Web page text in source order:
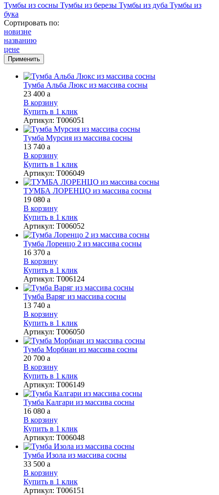
Тумбы из сосны Тумбы из березы Тумбы из дуба Тумбы из
бука
Сортировать по:
новизне
названию
цене
Тумба Альба Люкс из массива сосны
23 400 a
В корзину
Купить в 1 клик
Артикул: Т006051
Тумба Мурсия из массива сосны
13 740 a
В корзину
Купить в 1 клик
Артикул: Т006049
ТУМБА ЛОРЕНЦО из массива сосны
19 080 a
В корзину
Купить в 1 клик
Артикул: Т006052
Тумба Лоренцо 2 из массива сосны
16 370 a
В корзину
Купить в 1 клик
Артикул: Т006124
Тумба Варяг из массива сосны
13 740 a
В корзину
Купить в 1 клик
Артикул: Т006050
Тумба Морбиан из массива сосны
20 700 a
В корзину
Купить в 1 клик
Артикул: Т006149
Тумба Калгари из массива сосны
16 080 a
В корзину
Купить в 1 клик
Артикул: Т006048
Тумба Изола из массива сосны
33 500 a
В корзину
Купить в 1 клик
Артикул: Т006151